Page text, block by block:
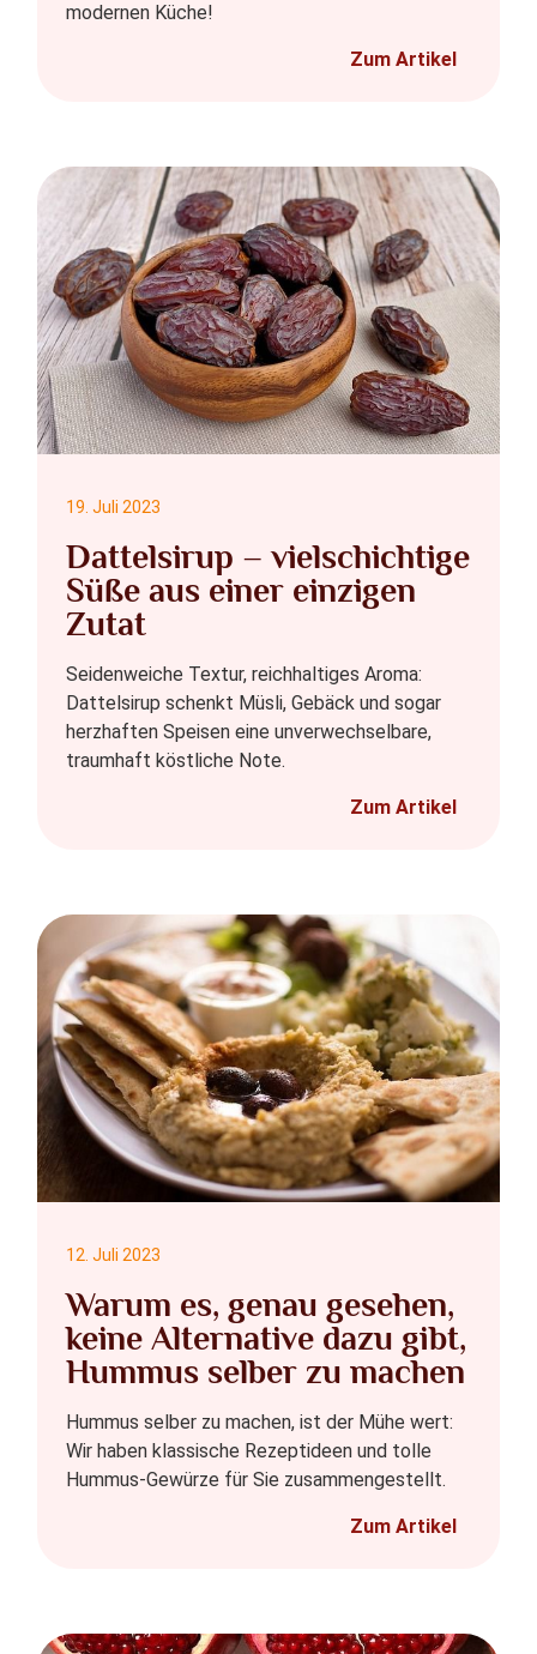
modernen Küche!
Zum Artikel
Dattelsirup – vielschichtige
Süße aus einer einzigen
Zutat
19. Juli 2023
Seidenweiche Textur, reichhaltiges Aroma:
Dattelsirup schenkt Müsli, Gebäck und sogar
herzhaften Speisen eine unverwechselbare,
traumhaft köstliche Note.
Zum Artikel
Warum es, genau gesehen,
keine Alternative dazu gibt,
Hummus selber zu machen
12. Juli 2023
Hummus selber zu machen, ist der Mühe wert:
Wir haben klassische Rezeptideen und tolle
Hummus-Gewürze für Sie zusammengestellt.
Zum Artikel